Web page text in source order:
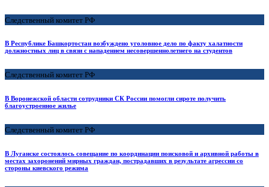
Следственный комитет РФ
В Республике Башкортостан возбуждено уголовное дело по факту халатности
должностных лиц в связи с нападением несовершеннолетнего на студентов
Следственный комитет РФ
В Воронежской области сотрудники СК России помогли сироте получить
благоустроенное жилье
Следственный комитет РФ
В Луганске состоялось совещание по координации поисковой и архивной работы в
местах захоронений мирных граждан, пострадавших в результате агрессии со
стороны киевского режима